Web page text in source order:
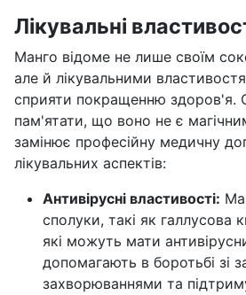
Лікувальні
Манго відоме не лише своїм
але й лікувальними
сприяти покращенню здоров'я.
пам'ятати, що воно не є
замінює професійну медичну
лікувальних аспектів:
Антивірусні властивості:
сполуки, такі як галлусова
які можуть мати
допомагають в боротьбі зі
захворюваннями та